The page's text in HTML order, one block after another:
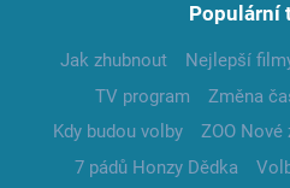
Populární
Jak zhubnout Nejlepší
TV program
Změna
Kdy budou volby
ZOO Nové
7 pádů Honzy Dědka